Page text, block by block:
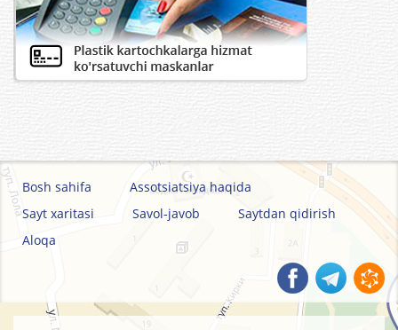
Bosh sahifa
Assotsiatsiya haqida
Sayt xaritasi
Savol-javob
Saytdan qidirish
Aloqa